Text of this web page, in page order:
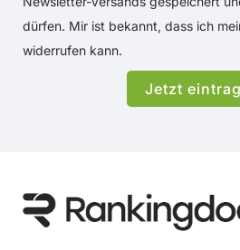
dürfen. Mir ist bekannt, dass ich
widerrufen kann.
Jetzt